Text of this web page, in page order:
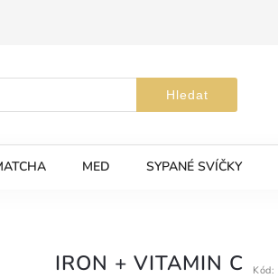
Hledat
MED SYPANÉ SVÍČKY
IRON + VITAMIN C Kód: